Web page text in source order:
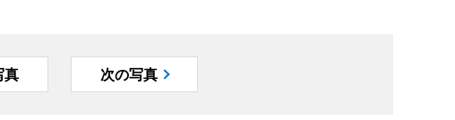
真 次の写真